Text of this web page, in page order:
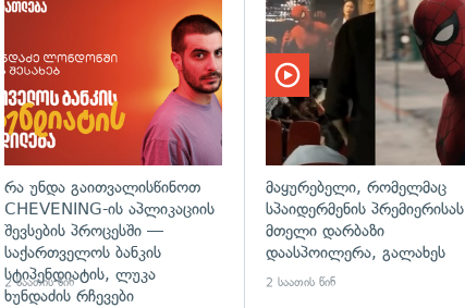
გადახედვა
რა უნდა გაითვალისწინოთ
CHEVENING-ის აპლიკაციის
შევსების პროცესში —
საქართველოს ბანკის
სტიპენდიატის, ლუკა
ხუნდაძის რჩევები
2 საათის წინ
მაყურებელი, რომელმაც
სპაიდერმენის პრემიერისას
მთელი დარბაზი
დაასპოილერა, გალახეს
2 საათის წინ